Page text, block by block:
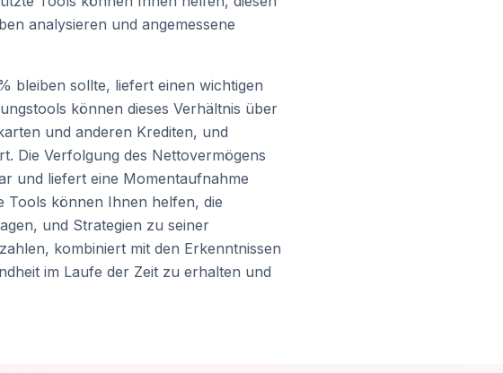
analysieren und angemessene
bleiben sollte, liefert einen wichtigen
können dieses Verhältnis über
und anderen Krediten, und
Die Verfolgung des Nettovermögens
und liefert eine Momentaufnahme
Tools können Ihnen helfen, die
und Strategien zu seiner
kombiniert mit den Erkenntnissen
im Laufe der Zeit zu erhalten und